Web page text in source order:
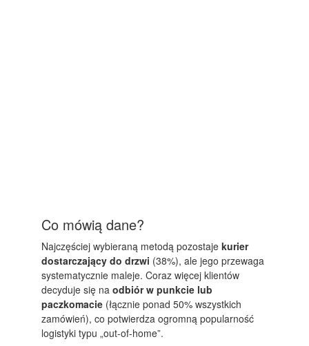
Co mówią dane?
Najczęściej wybieraną metodą pozostaje kurier
dostarczający do drzwi (38%), ale jego przewaga
systematycznie maleje. Coraz więcej klientów
decyduje się na odbiór w punkcie lub
paczkomacie (łącznie ponad 50% wszystkich
zamówień), co potwierdza ogromną popularność
logistyki typu „out-of-home”.